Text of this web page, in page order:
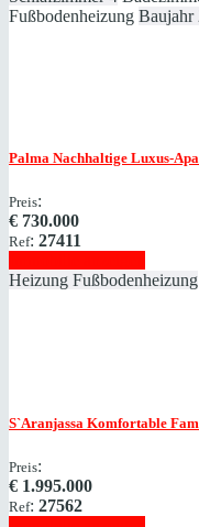
Fußbodenheizung Baujahr
Palma Nachhaltige Luxus-
Preis:
€ 730.000
Ref: 27411
Heizung Fußbodenheizung
S`Aranjassa Komfortable
Preis:
€ 1.995.000
Ref: 27562